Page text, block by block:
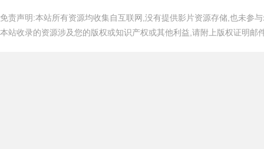
免责声明:本站所有资源均收集自互联网,没有提供影片资源存储,也未参
本站收录的资源涉及您的版权或知识产权或其他利益,请附上版权证明